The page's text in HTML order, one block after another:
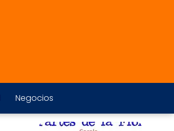
Negocios